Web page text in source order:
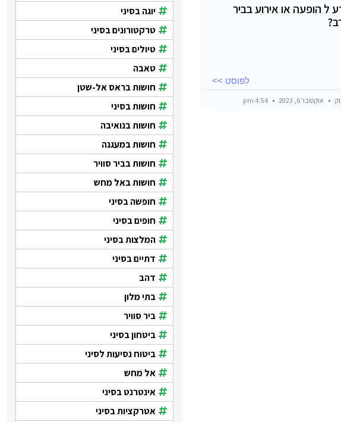
ל הופעה או אירוע בביר
לפוסט >>
אוקטובר 6, 2023
יוגה בסיני
טרקטורונים בסיני
טיולים בסיני
טאבה
חושות בראס אל-שטן
חושות בסיני
חושות בנואיבה
חושות במעגנה
חושות בביר סוויר
חושות באל מחש
חופשה בסיני
חופים בסיני
המלצות בסיני
דתיים בסיני
דהב
בתי מלון
ביר סוויר
ביטחון בסיני
ביטוח נסיעות לסיני
אל מחש
אינטרנט בסיני
אטרקציות בסיני